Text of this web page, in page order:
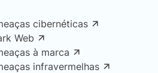
cibernéticas
Web
à marca
infravermelhas